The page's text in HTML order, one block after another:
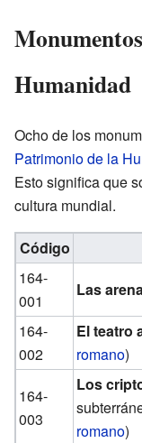
Humanidad
Ocho de los
Patrimonio de la
Esto significa que
cultura mundial.
Código
164-
001
Las
164-
002
El teatro
romano)
164-
003
Los
romano)